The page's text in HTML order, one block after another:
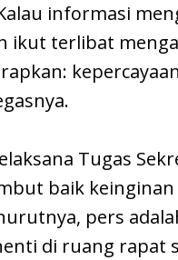
informasi
ikut terlibat
Tugas
baik
pers
di ruang rapat